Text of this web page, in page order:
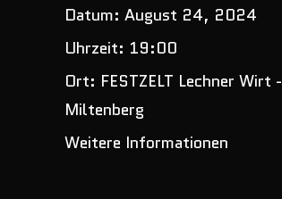
Datum: August 24, 2024
Uhrzeit: 19:00
Ort: FESTZELT Lechner Wirt -
Miltenberg
Weitere Informationen